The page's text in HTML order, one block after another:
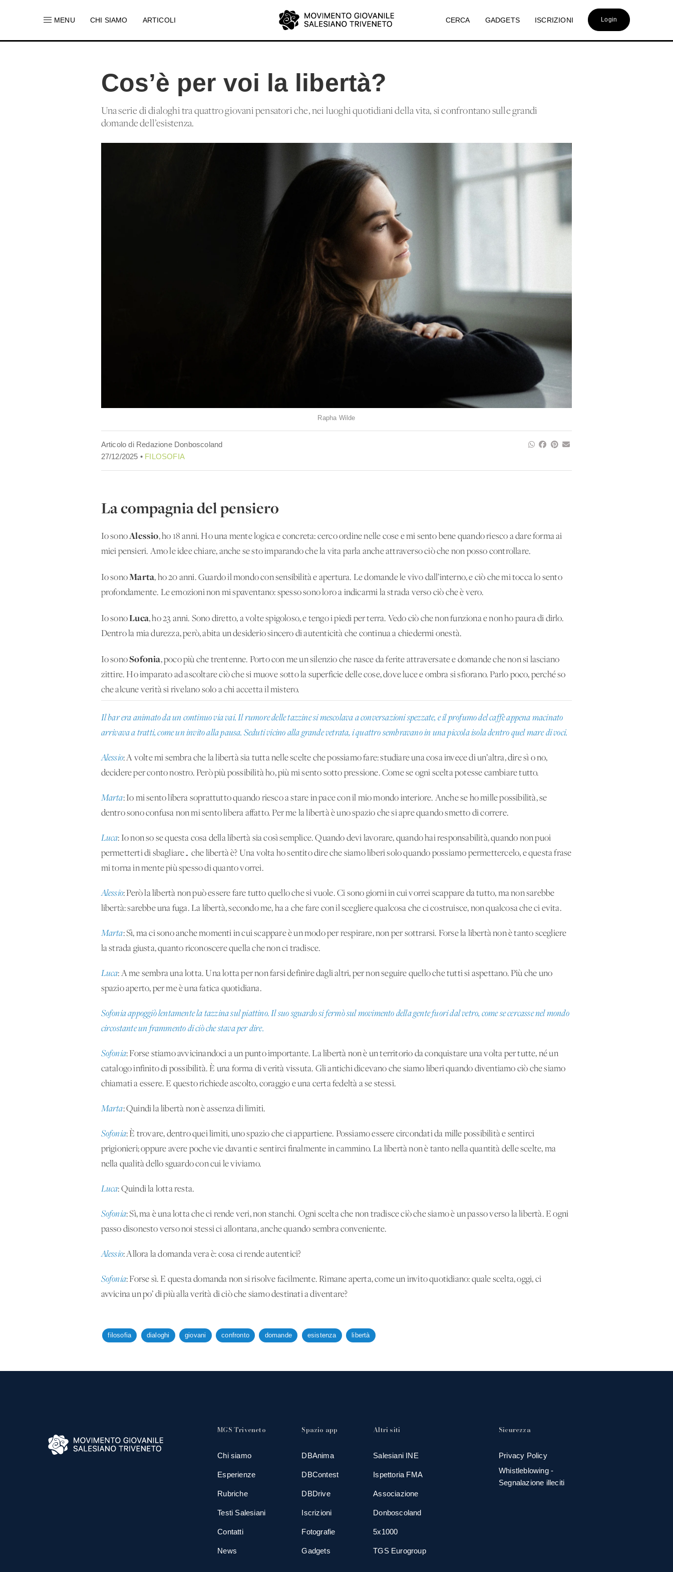
MENU CHI SIAMO ARTICOLI CERCA GADGETS ISCRIZIONI Login
Cos’è per voi la libertà?
Una serie di dialoghi tra quattro giovani pensatori che, nei luoghi quotidiani della vita, si confrontano sulle grandi
domande dell’esistenza.
Rapha Wilde
Articolo di Redazione Donboscoland
27/12/2025 • FILOSOFIA
La compagnia del pensiero
Io sonoAlessio, ho 18 anni. Ho una mente logica e concreta: cerco ordine nelle cose e mi sento bene quando riesco a dare forma ai
miei pensieri. Amo le idee chiare, anche se sto imparando che la vita parla anche attraverso ciò che non posso controllare.
Io sonoMarta, ho 20 anni. Guardo il mondo con sensibilità e apertura. Le domande le vivo dall’interno, e ciò che mi tocca lo sento
profondamente. Le emozioni non mi spaventano: spesso sono loro a indicarmi la strada verso ciò che è vero.
Io sonoLuca, ho 23 anni. Sono diretto, a volte spigoloso, e tengo i piedi per terra. Vedo ciò che non funziona e non ho paura di dirlo.
Dentro la mia durezza, però, abita un desiderio sincero di autenticità che continua a chiedermi onestà.
Io sonoSofonia, poco più che trentenne. Porto con me un silenzio che nasce da ferite attraversate e domande che non si lasciano
zittire. Ho imparato ad ascoltare ciò che si muove sotto la superficie delle cose, dove luce e ombra si sfiorano. Parlo poco, perché so
che alcune verità si rivelano solo a chi accetta il mistero.
Il bar era animato da un continuo via vai. Il rumore delle tazzine si mescolava a conversazioni spezzate, e il profumo del caffè appena macinato
arrivava a tratti, come un invito alla pausa. Seduti vicino alla grande vetrata, i quattro sembravano in una piccola isola dentro quel mare di voci.
Alessio: A volte mi sembra che la libertà sia tutta nelle scelte che possiamo fare: studiare una cosa invece di un’altra, dire sì o no,
decidere per conto nostro. Però più possibilità ho, più mi sento sotto pressione. Come se ogni scelta potesse cambiare tutto.
Marta: Io mi sento libera soprattutto quando riesco a stare in pace con il mio mondo interiore. Anche se ho mille possibilità, se
dentro sono confusa non mi sento libera affatto. Per me la libertà è uno spazio che si apre quando smetto di correre.
Luca: Io non so se questa cosa della libertà sia così semplice. Quando devi lavorare, quando hai responsabilità, quando non puoi
permetterti di sbagliare… che libertà è? Una volta ho sentito dire che siamo liberi solo quando possiamo permettercelo, e questa frase
mi torna in mente più spesso di quanto vorrei.
Alessio: Però la libertà non può essere fare tutto quello che si vuole. Ci sono giorni in cui vorrei scappare da tutto, ma non sarebbe
libertà: sarebbe una fuga. La libertà, secondo me, ha a che fare con il scegliere qualcosa che ci costruisce, non qualcosa che ci evita.
Marta: Sì, ma ci sono anche momenti in cui scappare è un modo per respirare, non per sottrarsi. Forse la libertà non è tanto scegliere
la strada giusta, quanto riconoscere quella che non ci tradisce.
Luca: A me sembra una lotta. Una lotta per non farsi definire dagli altri, per non seguire quello che tutti si aspettano. Più che uno
spazio aperto, per me è una fatica quotidiana.
Sofonia appoggiò lentamente la tazzina sul piattino. Il suo sguardo si fermò sul movimento della gente fuori dal vetro, come se cercasse nel mondo
circostante un frammento di ciò che stava per dire.
Sofonia: Forse stiamo avvicinandoci a un punto importante. La libertà non è un territorio da conquistare una volta per tutte, né un
catalogo infinito di possibilità. È una forma di verità vissuta. Gli antichi dicevano che siamo liberi quando diventiamo ciò che siamo
chiamati a essere. E questo richiede ascolto, coraggio e una certa fedeltà a se stessi.
Marta: Quindi la libertà non è assenza di limiti.
Sofonia: È trovare, dentro quei limiti, uno spazio che ci appartiene. Possiamo essere circondati da mille possibilità e sentirci
prigionieri; oppure avere poche vie davanti e sentirci finalmente in cammino. La libertà non è tanto nella quantità delle scelte, ma
nella qualità dello sguardo con cui le viviamo.
Luca: Quindi la lotta resta.
Sofonia: Sì, ma è una lotta che ci rende veri, non stanchi. Ogni scelta che non tradisce ciò che siamo è un passo verso la libertà. E ogni
passo disonesto verso noi stessi ci allontana, anche quando sembra conveniente.
Alessio: Allora la domanda vera è: cosa ci rende autentici?
Sofonia: Forse sì. E questa domanda non si risolve facilmente. Rimane aperta, come un invito quotidiano: quale scelta, oggi, ci
avvicina un po’ di più alla verità di ciò che siamo destinati a diventare?
filosofia dialoghi giovani confronto domande esistenza libertà
MGS Triveneto
Chi siamo
Esperienze
Rubriche
Testi Salesiani
Contatti
News
Spazio app
DBAnima
DBContest
DBDrive
Iscrizioni
Fotografie
Gadgets
Altri siti
Salesiani INE
Ispettoria FMA
Associazione
Donboscoland
5x1000
TGS Eurogroup
Sicurezza
Privacy Policy
Whistleblowing -
Segnalazione illeciti